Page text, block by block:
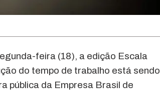
feira (18), a edição Escala
do tempo de trabalho está sendo
pública da Empresa Brasil de